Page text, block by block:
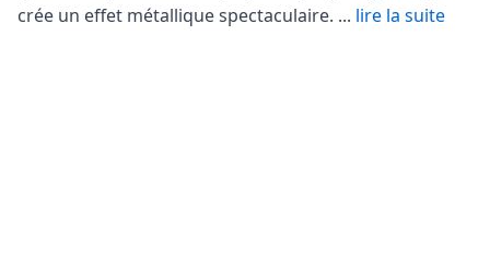
crée un effet métallique spectaculaire. ... lire la suite